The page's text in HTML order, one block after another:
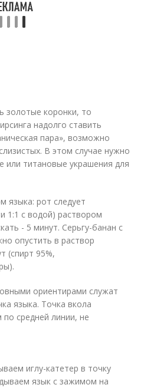
золотые коронки, то
надолго ставить
пара», возможно
В этом случае нужно
или титановые украшения для
языка: рот следует
1:1 с водой) раствором
- 5 минут. Серьгу-банан с
опустить в раствор
(спирт 95%,
ориентирами служат
языка. Точка вкола
средней линии, не
иглу-катетер в точку
язык с зажимом на